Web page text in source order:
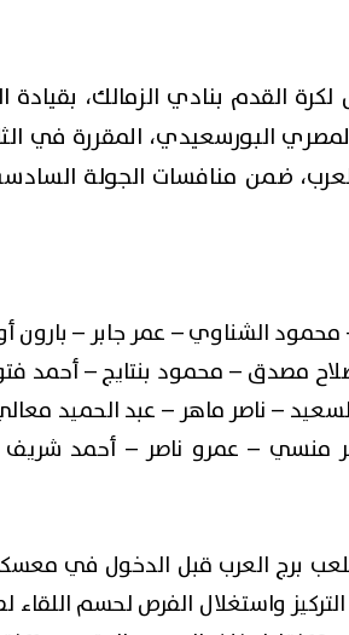
القدم بنادي الزمالك، بقيادة
البورسعيدي، المقررة في
ضمن منافسات الجولة
الشناوي – عمر جابر – بارون
مصدق – محمود بنتايج – أحمد
– ناصر ماهر – عبد الحميد
منسي – عمرو ناصر – أحمد
ملعب برج العرب قبل الدخول في
التركيز واستغلال الفرص لحسم